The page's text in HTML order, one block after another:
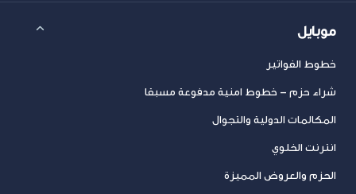
موبايل
خطوط الفواتير
شراء حزم – خطوط امنية مدفوعة مسبقا
المكالمات الدولية والتجوال
انترنت الخلوي
الحزم والعروض المميزة